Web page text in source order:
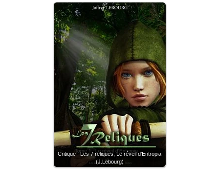
Critique : Les 7 reliques, Le réveil d’Entropia
(J.Lebourg)